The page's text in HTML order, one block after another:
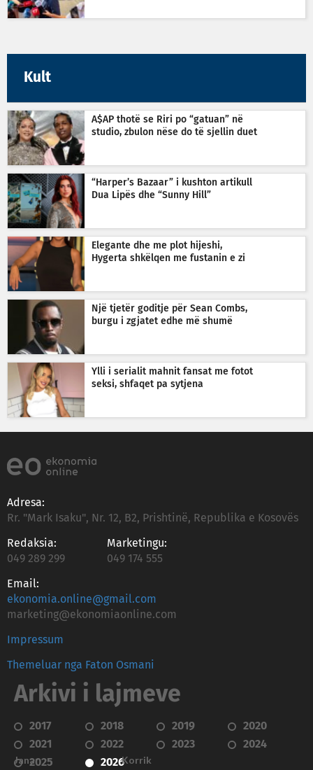
Kult
A$AP thotë se Riri po “gatuan” në
studio, zbulon nëse do të sjellin duet
“Harper’s Bazaar” i kushton artikull
Dua Lipës dhe “Sunny Hill”
Elegante dhe me plot hijeshi,
Hygerta shkëlqen me fustanin e zi
Një tjetër goditje për Sean Combs,
burgu i zgjatet edhe më shumë
Ylli i serialit mahnit fansat me fotot
seksi, shfaqet pa sytjena
Adresa:
Rr. "Mark Isaku", Nr. 12, B2, Prishtinë, Republika e Kosovës
Redaksia:
049 289 299
Marketingu:
049 174 555
Email:
ekonomia.online@gmail.com
marketing@ekonomiaonline.com
Impressum
Themeluar nga Faton Osmani
Arkivi i lajmeve
2017 2018 2019
2020
2021
2022 2023
2024
2025
2026
Janar
Korrik